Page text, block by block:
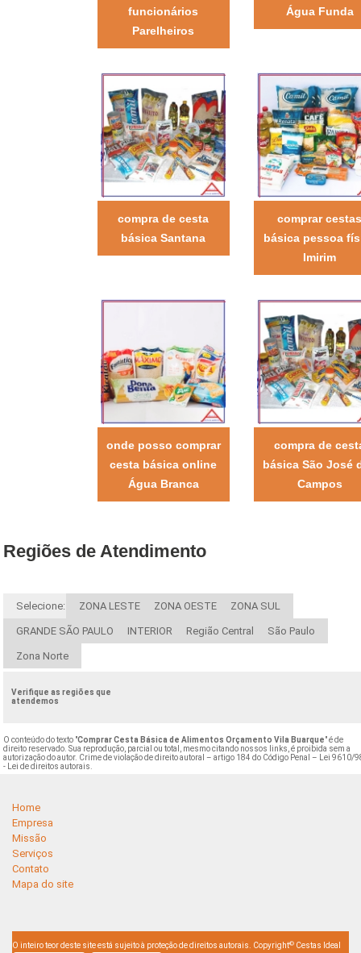
funcionários
Parelheiros
Água Funda
compra de cesta
básica Santana
comprar cestas
básica pessoa
Imirim
onde posso comprar
cesta básica online
Água Branca
compra de
básica São José
Campos
Regiões de Atendimento
Selecione: ZONA LESTE ZONA OESTE ZONA SUL
GRANDE SÃO PAULO INTERIOR Região Central São Paulo
Zona Norte
Verifique as regiões que
atendemos
O conteúdo do texto "Comprar Cesta Básica de Alimentos Orçamento Vila Buarque" é de
direito reservado. Sua reprodução, parcial ou total, mesmo citando nossos links, é proibida sem a
autorização do autor. Crime de violação de direito autoral – artigo 184 do Código Penal –
Lei 9610/
- Lei de direitos autorais
Home
Empresa
Missão
Serviços
Contato
Mapa do site
O inteiro teor deste site está sujeito à proteção de direitos autorais. Copyright© Cestas Ideal